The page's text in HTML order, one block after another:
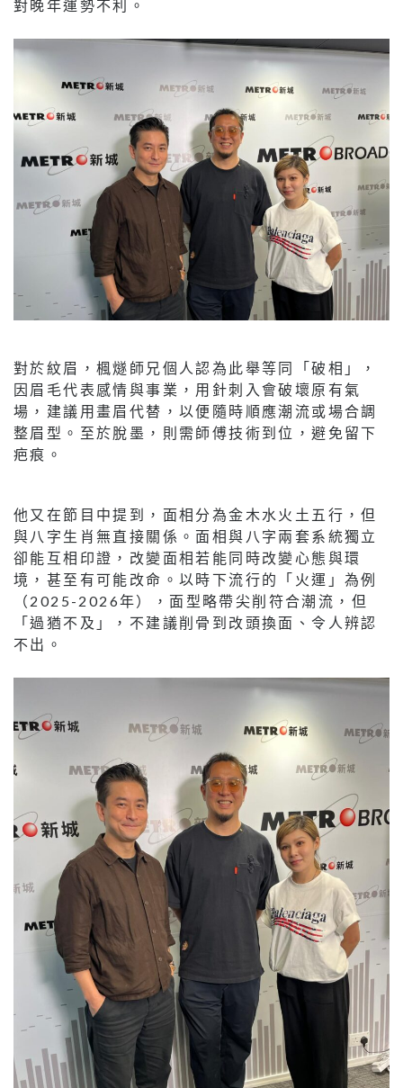
對晚年運勢不利。
對於紋眉，楓燧師兄個人認為此舉等同「破相」，
因眉毛代表感情與事業，用針刺入會破壞原有氣
場，建議用畫眉代替，以便隨時順應潮流或場合調
整眉型。至於脫墨，則需師傅技術到位，避免留下
疤痕。
他又在節目中提到，面相分為金木水火土五行，但
與八字生肖無直接關係。面相與八字兩套系統獨立
卻能互相印證，改變面相若能同時改變心態與環
境，甚至有可能改命。以時下流行的「火運」為例
（2025-2026年），面型略帶尖削符合潮流，但
「過猶不及」，不建議削骨到改頭換面、令人辨認
不出。